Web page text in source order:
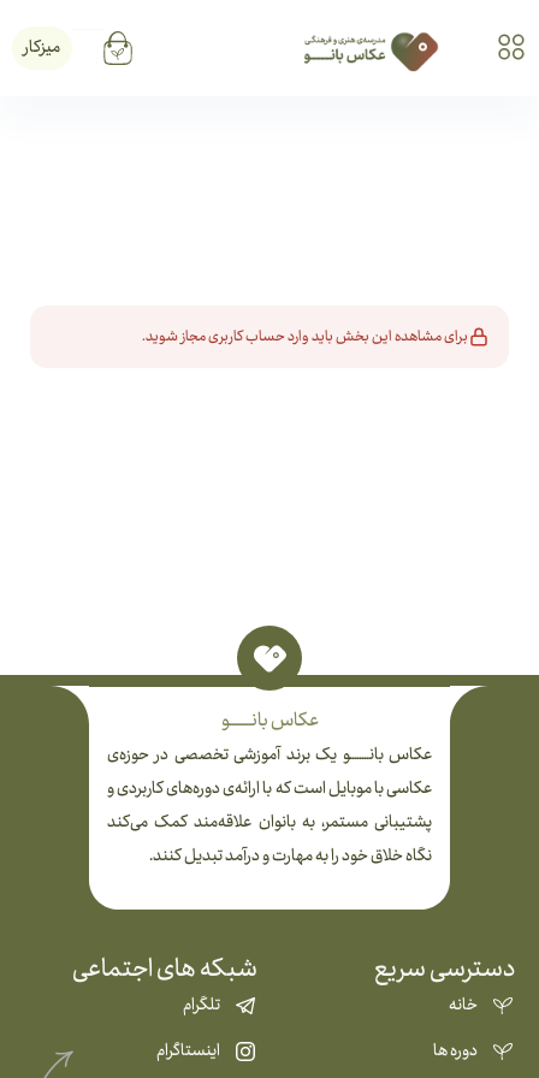
میزکار
برای مشاهده این بخش باید وارد حساب کاربری مجاز شوید.
عکاس بانـــــــــو
عکاس بانــــــــو یک برند آموزشی تخصصی در حوزه‌ی
عکاسی با موبایل است که با ارائه‌ی دوره‌های کاربردی و
پشتیبانی مستمر، به بانوان علاقه‌مند کمک می‌کند
نگاه خلاق خود را به مهارت و درآمد تبدیل کنند.
دسترسی سریع
خانه
دوره ها
شبکه های اجتماعی
تلگرام
اینستاگرام